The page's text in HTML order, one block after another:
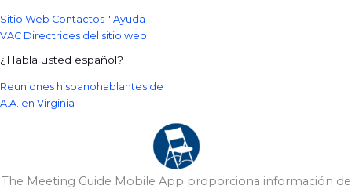
Sitio Web Contactos " Ayuda
VAC Directrices del sitio web
¿Habla usted español?
Reuniones hispanohablantes de
A.A. en Virginia
The Meeting Guide Mobile App proporciona información de